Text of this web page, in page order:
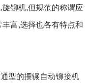
铆机,但规范的称谓应
富,选择也各有特点和
型的摆辗自动铆接机